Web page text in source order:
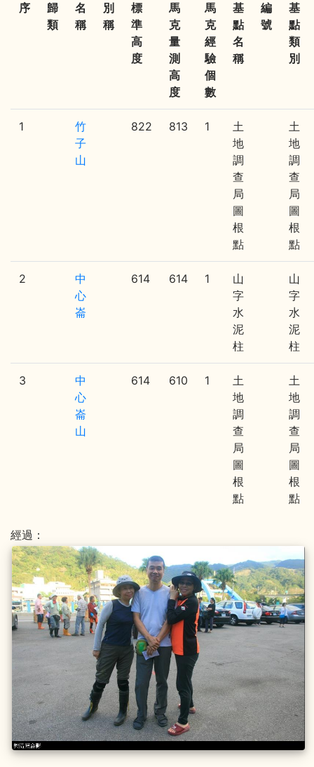
序
歸
類
名
稱
別
稱
標
準
高
度
馬
克
量
測
高
度
馬
克
經
驗
個
數
基
點
名
稱
編
號
基
點
類
別
1
竹
子
山
822 813 1
土
地
調
查
局
圖
根
點
土
地
調
查
局
圖
根
點
2
中
心
崙
614 614 1
山
字
水
泥
柱
山
字
水
泥
柱
3
中
心
崙
山
614 610 1
土
地
調
查
局
圖
根
點
土
地
調
查
局
圖
根
點
經過：